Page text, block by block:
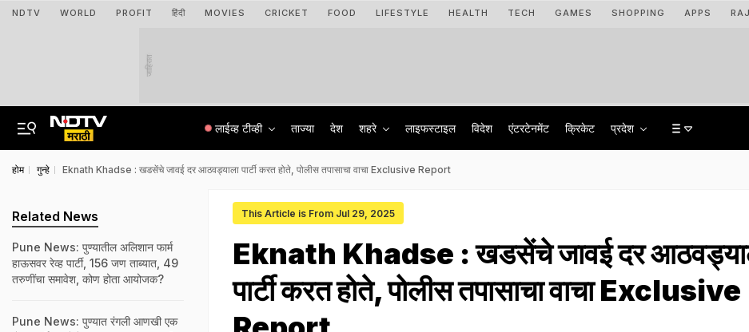
NDTV WORLD PROFIT हिंदी MOVIES CRICKET FOOD LIFESTYLE HEALTH TECH GAMES SHOPPING APPS
जाहिरात
लाईव्ह टीव्ही ताज्या देश शहरे लाइफस्टाइल विदेश एंटरटेनमेंट क्रिकेट प्रदेश
होम गुन्हे Eknath Khadse : खडसेंचे जावई दर आठवड्याला पार्टी करत होते, पोलीस तपासाचा वाचा Exclusive Report
This Article is From Jul 29, 2025
Eknath Khadse : खडसेंचे जावई दर
पार्टी करत होते, पोलीस तपासाचा वाचा Exclusive
Related News
Pune News: पुण्यातील अलिशान फार्म
हाऊसवर रेव्ह पार्टी, 156 जण ताब्यात, 49
तरुणींचा समावेश, कोण होता आयोजक?
Pune News: पुण्यात रंगली आणखी एक